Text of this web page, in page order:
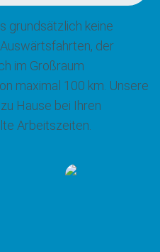
grundsätzlich keine
der
im Großraum
maximal 100 km. Unsere
Hause bei Ihren
Arbeitszeiten.